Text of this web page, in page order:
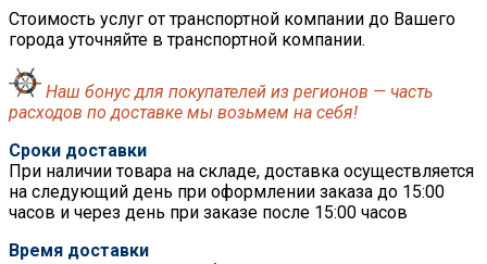
Стоимость услуг от транспортной компании до Вашего
города уточняйте в транспортной компании.
Наш бонус для покупателей из регионов — часть
расходов по доставке мы возьмем на себя!
Сроки доставки
При наличии товара на складе, доставка осуществляется
на следующий день при оформлении заказа до 15:00
часов и через день при заказе после 15:00 часов
Время доставки